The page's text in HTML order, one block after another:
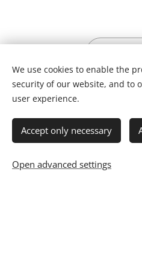
Sponsorer
We use cookies to enable the
security of our website, and to
user experience.
Accept only necessary
Open advanced settings